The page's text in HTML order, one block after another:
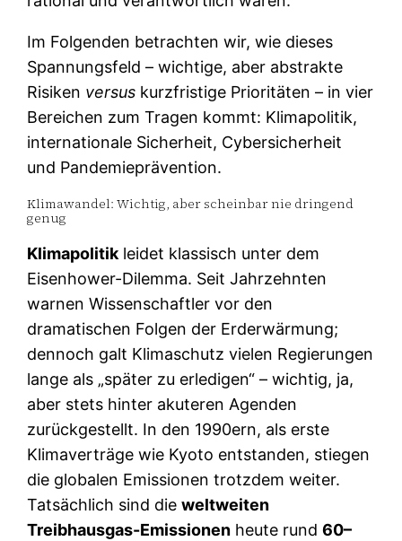
Im Folgenden betrachten wir, wie dieses
Spannungsfeld – wichtige, aber abstrakte
Risiken versus kurzfristige Prioritäten – in vier
Bereichen zum Tragen kommt: Klimapolitik,
internationale Sicherheit, Cybersicherheit
und Pandemieprävention.
Klimawandel: Wichtig, aber scheinbar nie dringend
genug
Klimapolitik leidet klassisch unter dem
Eisenhower-Dilemma. Seit Jahrzehnten
warnen Wissenschaftler vor den
dramatischen Folgen der Erderwärmung;
dennoch galt Klimaschutz vielen Regierungen
lange als „später zu erledigen“ – wichtig, ja,
aber stets hinter akuteren Agenden
zurückgestellt. In den 1990ern, als erste
Klimaverträge wie Kyoto entstanden, stiegen
die globalen Emissionen trotzdem weiter.
Tatsächlich sind dieweltweiten
Treibhausgas-Emissionen heute rund60–